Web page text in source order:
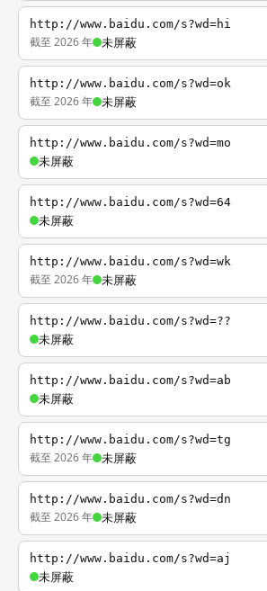
http://www.baidu.com/s?wd=hi
截至 2026 年 未屏蔽
http://www.baidu.com/s?wd=ok
截至 2026 年 未屏蔽
http://www.baidu.com/s?wd=mo
未屏蔽
http://www.baidu.com/s?wd=64
未屏蔽
http://www.baidu.com/s?wd=wk
截至 2026 年 未屏蔽
http://www.baidu.com/s?wd=??
未屏蔽
http://www.baidu.com/s?wd=ab
未屏蔽
http://www.baidu.com/s?wd=tg
截至 2026 年 未屏蔽
http://www.baidu.com/s?wd=dn
截至 2026 年 未屏蔽
http://www.baidu.com/s?wd=aj
未屏蔽